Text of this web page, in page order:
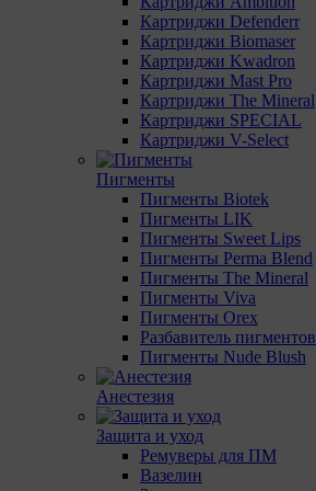
Картриджи Defenderr
Картриджи Biomaser
Картриджи Kwadron
Картриджи Mast Pro
Картриджи The Mineral
Картриджи SPECIAL
Картриджи V-Select
Пигменты
Пигменты Biotek
Пигменты LIK
Пигменты Sweet Lips
Пигменты Perma Blend
Пигменты The Mineral
Пигменты Viva
Пигменты Orex
Разбавитель пигментов
Пигменты Nude Blush
Анестезия
Защита и уход
Ремуверы для ПМ
Вазелин